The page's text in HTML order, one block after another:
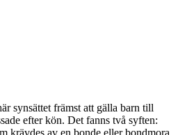
synsättet främst att gälla barn till
efter kön. Det fanns två syften:
krävdes av en bonde eller bondmora